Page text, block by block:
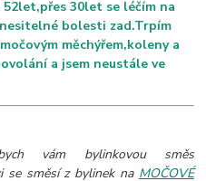
30let se léčím na
bolesti zad.Trpím
měchýřem,koleny a
a jsem neustále ve
vám bylinkovou směs
se směsí z bylinek na MOČOVÉ